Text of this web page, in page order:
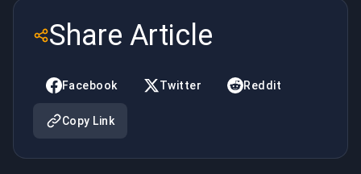
NAVI Tient
Son Carry |
BuyBoosting
BuyBoosting
Share Article
Facebook Twitter Reddit
Copy Link